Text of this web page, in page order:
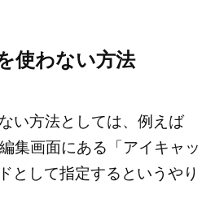
使わない方法
い方法としては、例えば
集画面にある「アイキャッ
として指定するというやり